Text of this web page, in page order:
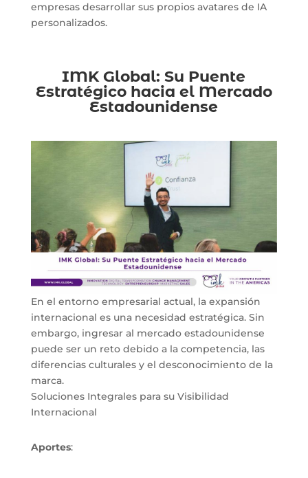
empresas desarrollar sus propios avatares de IA
personalizados.
IMK Global: Su Puente
Estratégico hacia el Mercado
Estadounidense
En el entorno empresarial actual, la expansión
internacional es una necesidad estratégica. Sin
embargo, ingresar al mercado estadounidense
puede ser un reto debido a la competencia, las
diferencias culturales y el desconocimiento de la
marca.
Soluciones Integrales para su Visibilidad
Internacional
Aportes: